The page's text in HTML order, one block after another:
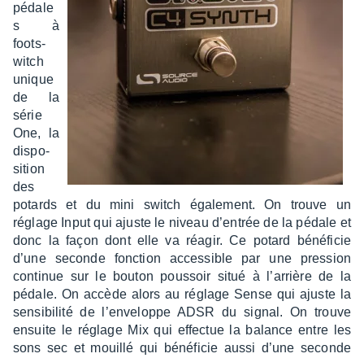
pédale
s à
foots­
witch
unique
de la
série
One, la
dispo­
si­tion
des
potards et du mini switch égale­ment. On trouve un
réglage Input qui ajuste le niveau d’en­trée de la pédale et
donc la façon dont elle va réagir. Ce potard béné­fi­cie
d’une seconde fonc­tion acces­sible par une pres­sion
conti­nue sur le bouton pous­soir situé à l’ar­rière de la
pédale. On accède alors au réglage Sense qui ajuste la
sensi­bi­lité de l’en­ve­loppe ADSR du signal. On trouve
ensuite le réglage Mix qui effec­tue la balance entre les
sons sec et mouillé qui béné­fi­cie aussi d’une seconde